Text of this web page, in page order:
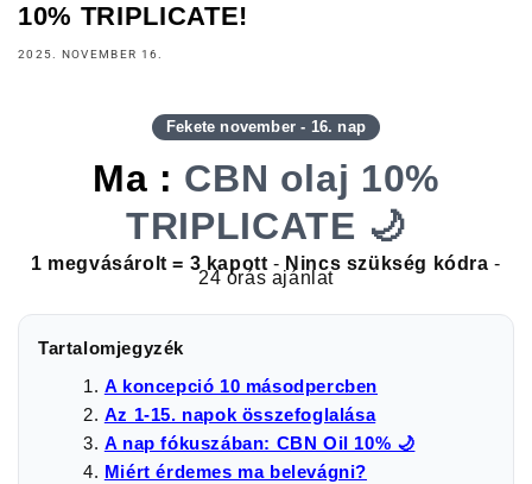
10% TRIPLICATE!
2025. NOVEMBER 16.
Fekete november - 16. nap
Ma : CBN olaj 10%
TRIPLICATE 🌙
1 megvásárolt = 3 kapott - Nincs szükség kódra -
24 órás ajánlat
Tartalomjegyzék
A koncepció 10 másodpercben
Az 1-15. napok összefoglalása
A nap fókuszában: CBN Oil 10% 🌙
Miért érdemes ma belevágni?